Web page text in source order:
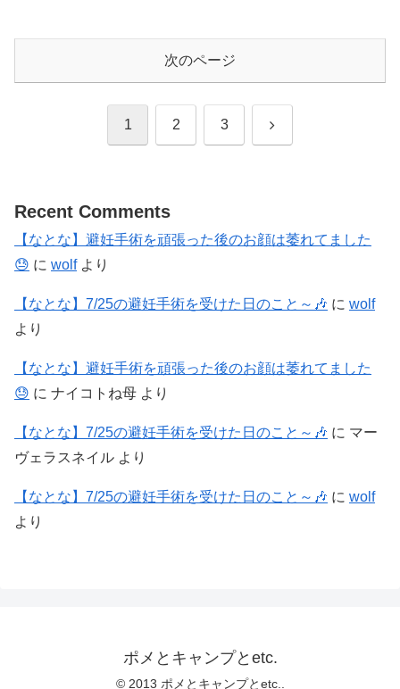
次のページ
1 2 3 次
Recent Comments
【なとな】避妊手術を頑張った後のお顔は萎れてました
😓 に wolfより
【なとな】7/25の避妊手術を受けた日のこと～🎶 に wolf
より
【なとな】避妊手術を頑張った後のお顔は萎れてました
😓 に ナイコトね母 より
【なとな】7/25の避妊手術を受けた日のこと～🎶 に マー
ヴェラスネイル より
【なとな】7/25の避妊手術を受けた日のこと～🎶 に wolf
より
ポメとキャンプとetc.
© 2013 ポメとキャンプとetc..